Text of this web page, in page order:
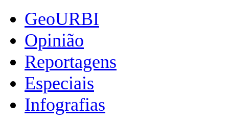
GeoURBI
Opinião
Reportagens
Especiais
Infografias